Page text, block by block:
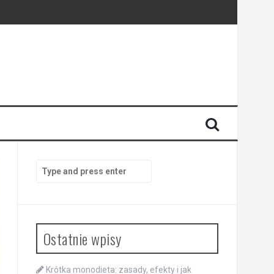
for:
Ostatnie wpisy
Krótka monodieta: zasady, efekty i jak